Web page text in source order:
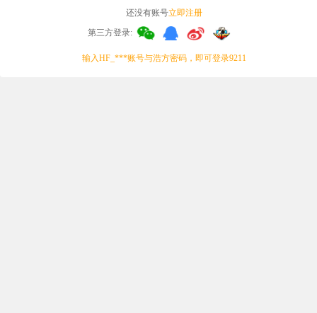
还没有账号立即注册
第三方登录:
输入HF_***账号与浩方密码，即可登录9211